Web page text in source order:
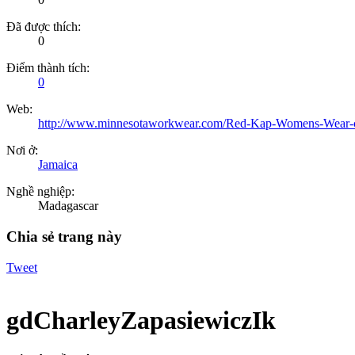
Đã được thích:
0
Điểm thành tích:
0
Web:
http://www.minnesotaworkwear.com/Red-Kap-Womens-
Nơi ở:
Jamaica
Nghề nghiệp:
Madagascar
Chia sẻ trang này
Tweet
gdCharleyZapasiewiczIk